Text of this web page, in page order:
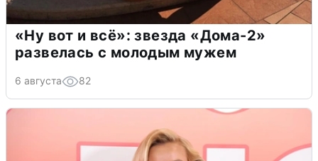
«Ну вот и всё»: звезда «Дома-2»
развелась с молодым мужем
6 августа 82